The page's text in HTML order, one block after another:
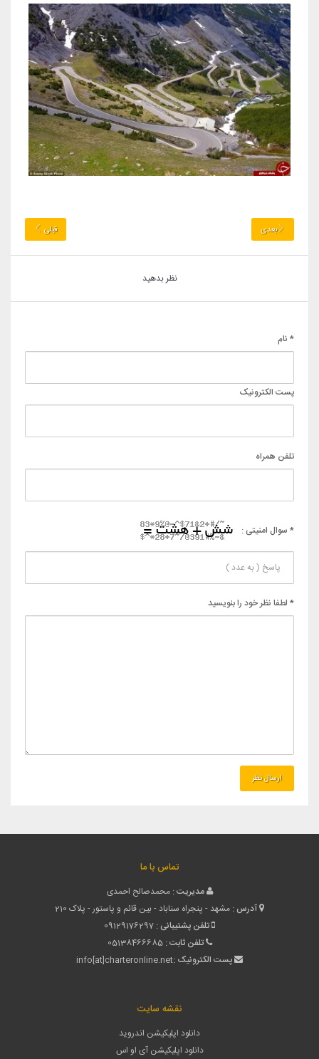
بعدی قبلی
نظر بدهید
* نام
پست الکترونیک
تلفن همراه
* سوال امنیتی :
* لطفا نظر خود را بنویسید
تماس با ما
مدیریت : محمدصالح احمدی
آدرس : مشهد - پنجراه سناباد - بین قائم و پاستور - پلاک 210
تلفن پشتیبانی : 09129176297
تلفن ثابت : 05138466685
پست الکترونیک :info[at]charteronline.net
نقشه سایت
دانلود اپلیکیشن اندروید
دانلود اپلیکیشن آی او اس